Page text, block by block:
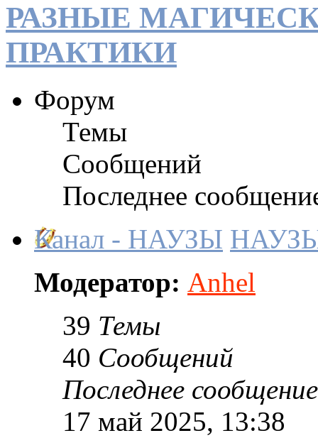
РАЗНЫЕ
ПРАКТИКИ
Форум
Темы
Сообщений
Последнее
Канал - НАУЗЫ
Модератор: Anhel
39 Темы
40 Сообщений
Последнее сообщение
17 май 2025, 13:38